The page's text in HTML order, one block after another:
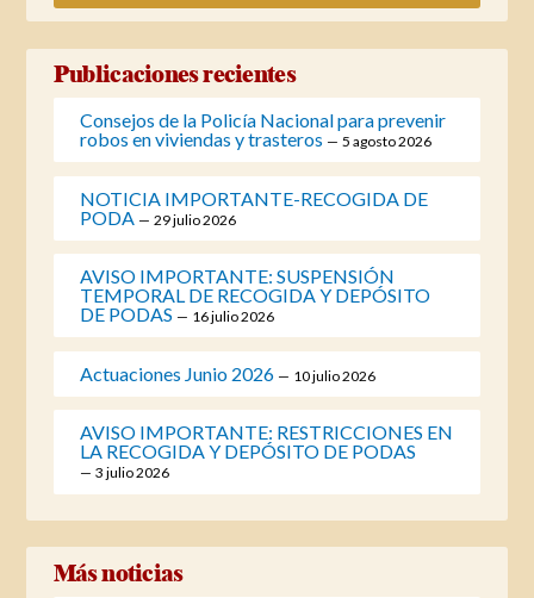
Publicaciones recientes
Consejos de la Policía Nacional para prevenir
robos en viviendas y trasteros
5 agosto 2026
NOTICIA IMPORTANTE-RECOGIDA DE
PODA
29 julio 2026
AVISO IMPORTANTE: SUSPENSIÓN
TEMPORAL DE RECOGIDA Y DEPÓSITO
DE PODAS
16 julio 2026
Actuaciones Junio 2026 10 julio 2026
AVISO IMPORTANTE: RESTRICCIONES EN
LA RECOGIDA Y DEPÓSITO DE PODAS
3 julio 2026
Más noticias